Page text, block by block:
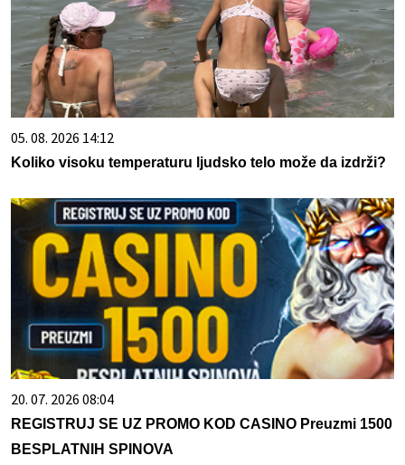
05. 08. 2026 14:12
Koliko visoku temperaturu ljudsko telo može da izdrži?
20. 07. 2026 08:04
REGISTRUJ SE UZ PROMO KOD CASINO Preuzmi 1500
BESPLATNIH SPINOVA